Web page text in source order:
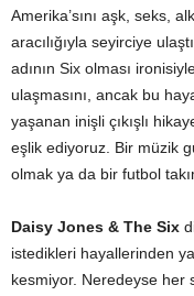
Amerika’sını aşk, seks,
aracılığıyla seyirciye
adının Six olması
ulaşmasını, ancak bu
yaşanan inişli çıkışlı
eşlik ediyoruz. Bir müzik
olmak ya da bir futbol
Daisy Jones & The Six
istedikleri hayallerinden
kesmiyor. Neredeyse her